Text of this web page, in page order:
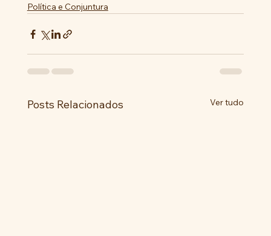
Política e Conjuntura
Posts Relacionados Ver tudo